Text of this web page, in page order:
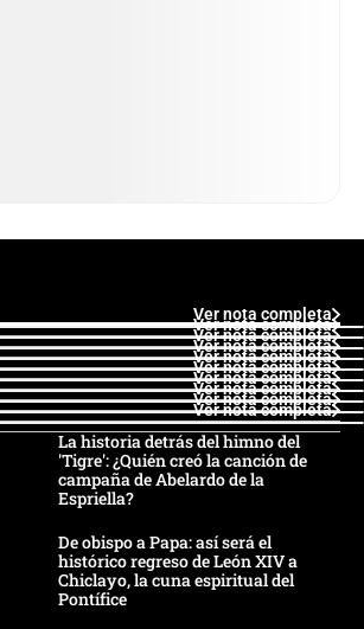
Ver nota completa
Ver nota completa
Ver nota completa
Ver nota completa
Ver nota completa
Ver nota completa
Ver nota completa
Ver nota completa
Ver nota completa
Ver nota completa
La historia detrás del himno del
'Tigre': ¿Quién creó la canción de
campaña de Abelardo de la
Espriella?
De obispo a Papa: así será el
histórico regreso de León XIV a
Chiclayo, la cuna espiritual del
Pontífice